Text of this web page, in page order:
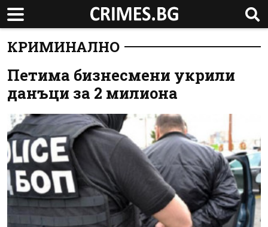
КРИМИНАЛНО
Петима бизнесмени укрили
данъци за 2 милиона